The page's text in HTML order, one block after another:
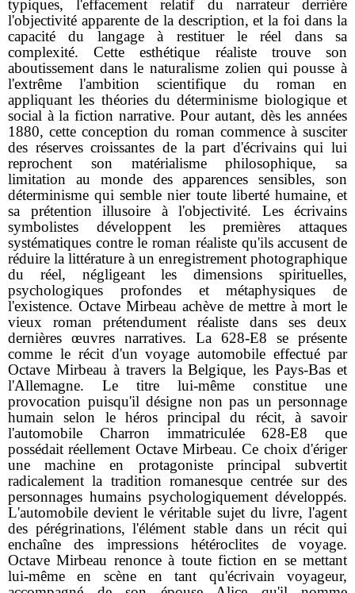
typiques, l'effacement relatif du narrateur derrière
l'objectivité apparente de la description, et la foi dans la
capacité du langage à restituer le réel dans sa
complexité. Cette esthétique réaliste trouve son
aboutissement dans le naturalisme zolien qui pousse à
l'extrême l'ambition scientifique du roman en
appliquant les théories du déterminisme biologique et
social à la fiction narrative. Pour autant, dès les années
1880, cette conception du roman commence à susciter
des réserves croissantes de la part d'écrivains qui lui
reprochent son matérialisme philosophique, sa
limitation au monde des apparences sensibles, son
déterminisme qui semble nier toute liberté humaine, et
sa prétention illusoire à l'objectivité. Les écrivains
symbolistes développent les premières attaques
systématiques contre le roman réaliste qu'ils accusent de
réduire la littérature à un enregistrement photographique
du réel, négligeant les dimensions spirituelles,
psychologiques profondes et métaphysiques de
l'existence. Octave Mirbeau achève de mettre à mort le
vieux roman prétendument réaliste dans ses deux
dernières œuvres narratives. La 628-E8 se présente
comme le récit d'un voyage automobile effectué par
Octave Mirbeau à travers la Belgique, les Pays-Bas et
l'Allemagne. Le titre lui-même constitue une
provocation puisqu'il désigne non pas un personnage
humain selon le héros principal du récit, à savoir
l'automobile Charron immatriculée 628-E8 que
possédait réellement Octave Mirbeau. Ce choix d'ériger
une machine en protagoniste principal subvertit
radicalement la tradition romanesque centrée sur des
personnages humains psychologiquement développés.
L'automobile devient le véritable sujet du livre, l'agent
des pérégrinations, l'élément stable dans un récit qui
enchaîne des impressions hétéroclites de voyage.
Octave Mirbeau renonce à toute fiction en se mettant
lui-même en scène en tant qu'écrivain voyageur,